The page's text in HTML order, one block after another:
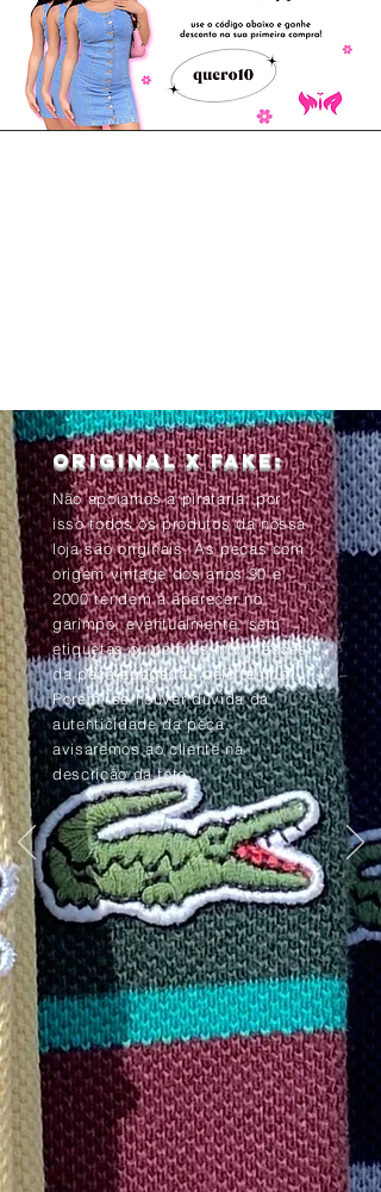
Original x Fake:
Não apoiamos a pirataria, por
isso todos os produtos da nossa
loja são originais. As peças com
origem vintage dos anos 90 e
2000 tendem à aparecer no
garimpo, eventualmente, sem
etiquetas ou com as informações
da peça apagadas pelo tempo.
Porém, se houver dúvida da
autenticidade da peça,
avisaremos ao cliente na
descrição da foto.